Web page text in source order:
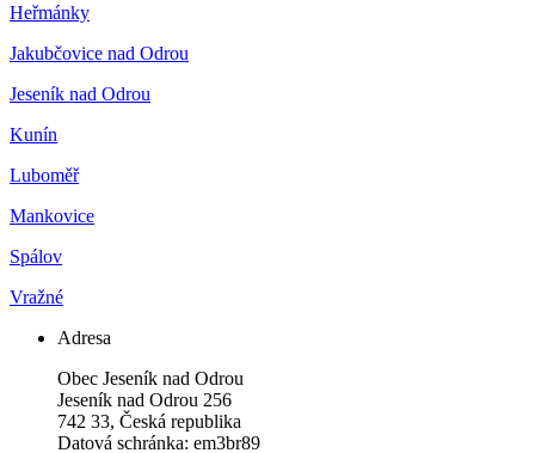
Heřmánky
Jakubčovice nad Odrou
Jeseník nad Odrou
Kunín
Luboměř
Mankovice
Spálov
Vražné
Adresa
Obec Jeseník nad Odrou
Jeseník nad Odrou 256
742 33, Česká republika
Datová schránka: em3br89